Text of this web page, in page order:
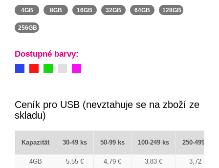
4GB 8GB 16GB 32GB 64GB 128GB
256GB
Dostupné barvy:
Ceník pro USB (nevztahuje se na zboží ze
skladu)
Kapazität 30-49 ks 50-99 ks 100-249 ks 250-499 ks
4GB 5,55 € 4,79 € 3,83 €
3,72 €